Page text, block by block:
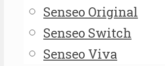
Senseo Original
Senseo Switch
Senseo Viva